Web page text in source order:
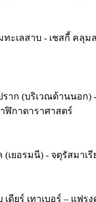
ะเลสาบ - เชสกี้ คลุม
ราก (บริเวณด้านนอก)
ฬิกาดาราศาสตร์
(เยอรมนี) - จตุรัสมาเ
เดียร์ เทาเบอร์ – แฟร